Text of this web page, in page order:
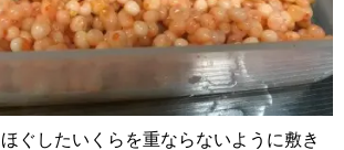
ぐしたいくらを重ならないように敷き